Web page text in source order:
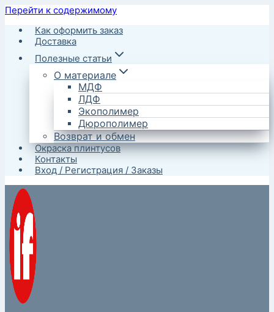
Перейти к содержимому
Как оформить заказ
Доставка
Полезные статьи
О материале
МДФ
ЛДФ
Экополимер
Дюрополимер
Возврат и обмен
Окраска плинтусов
Контакты
Вход / Регистрация / Заказы